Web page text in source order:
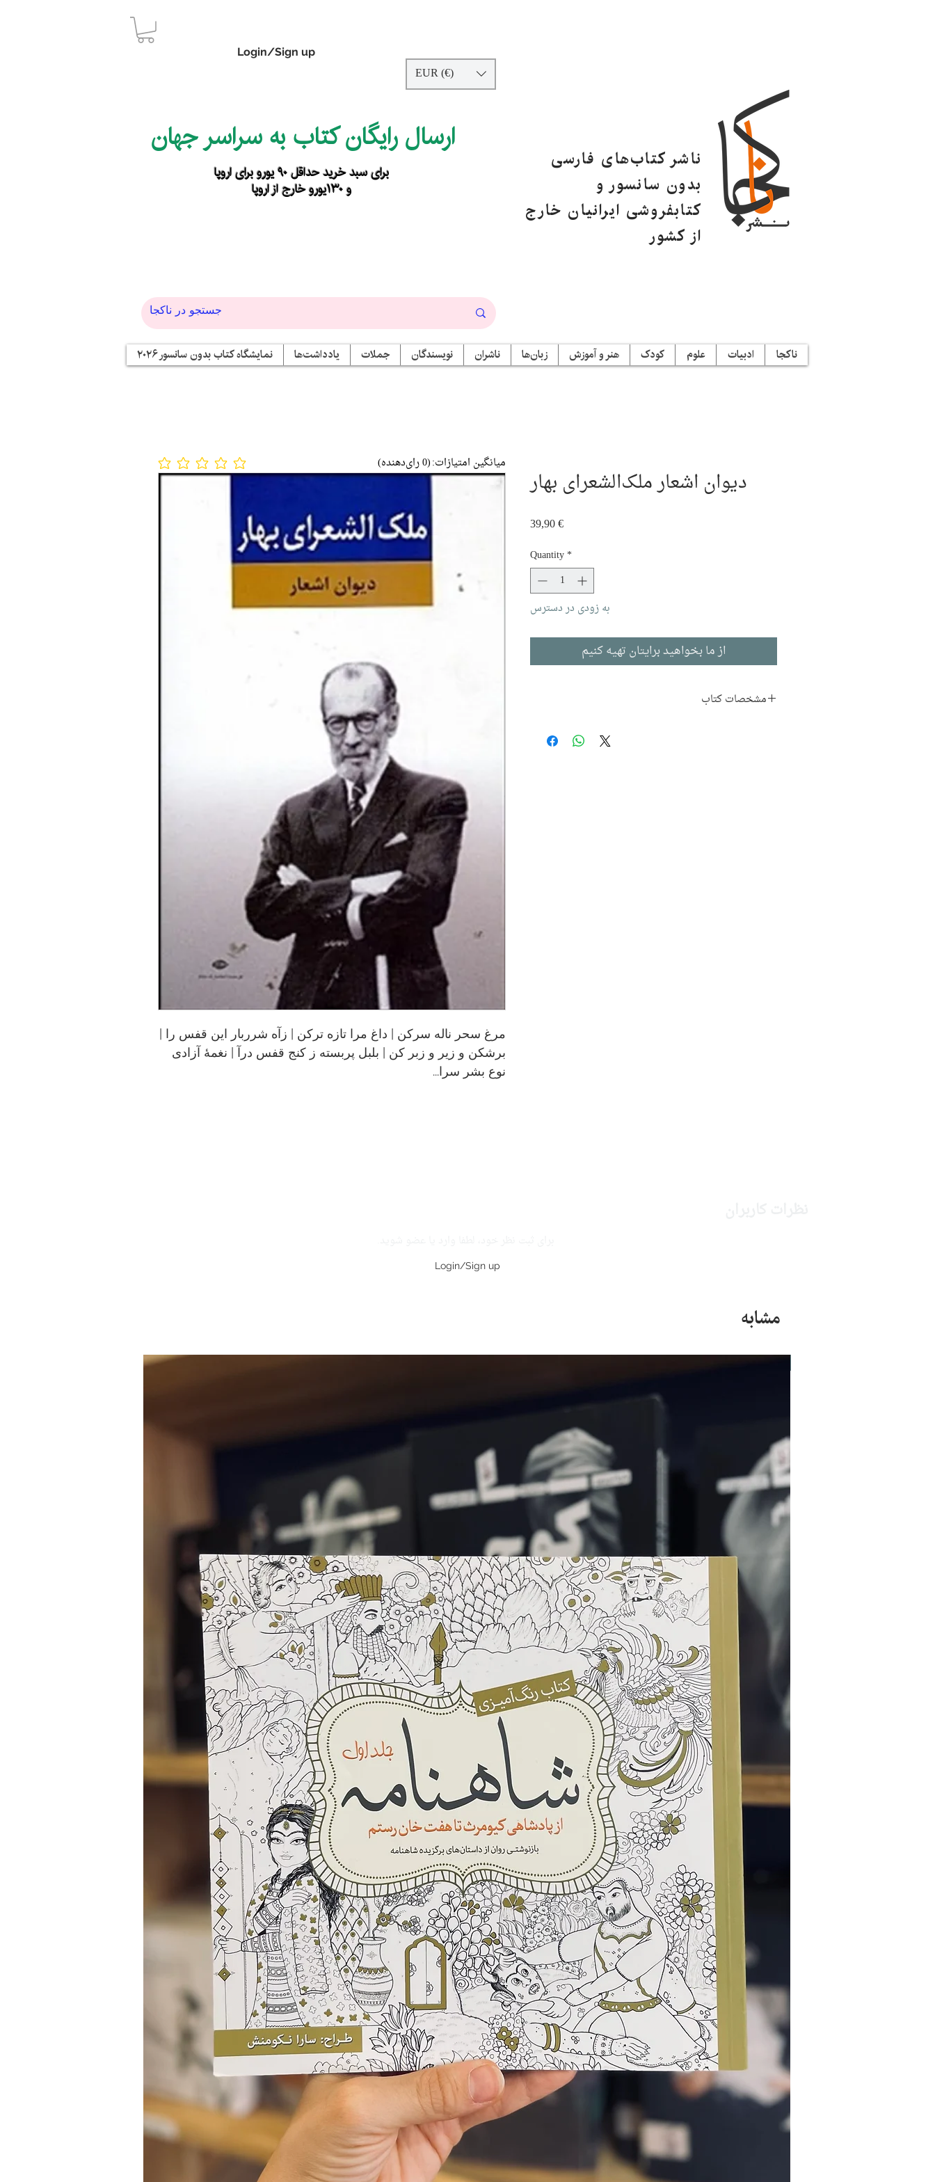
Login/Sign up
EUR (€)
ارسال رایگان کتاب به سراسر جهان
برای سبد خرید حداقل ۹۰ یورو برای اروپا
و ۱۳۰یورو خارج از اروپا
ناشر کتاب‌های فارسی
بدون سانسور و
کتابفروشی ایرانیان خارج
از کشور
ناکجا ادبیات علوم کودک هنر و آموزش زبان‌ها ناشران نویسندگان جملات یادداشت‌ها نمایشگاه کتاب بدون سانسور ۲۰۲۶
مرغ سحر ناله سرکن | داغ مرا تازه‌ ترکن | زآه شرربار این قفس را |
برشکن و زیر و زبر کن | بلبل پربسته ز کنج قفس درآ | نغمهٔ آزادی
نوع بشر سرا...
دیوان اشعار ملک‌الشعرای بهار
39,90 €Price
Quantity*
به زودی در دسترس
از ما بخواهید برایتان تهیه کنیم
مشخصات کتاب
No ratings yet میانگین امتیازات:(0 رای‌دهنده)
Login/Sign up
مشابه